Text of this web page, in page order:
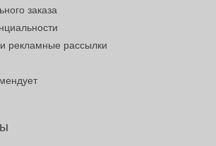
заказа
рекламные рассылки